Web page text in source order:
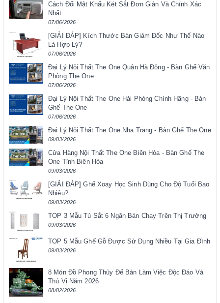
Cách Đổi Mật Khẩu Két Sắt Đơn Giản Và Chính Xác
Nhất
07/06/2026
[GIẢI ĐÁP] Kích Thước Bàn Giám Đốc Như Thế Nào
Là Hợp Lý?
07/06/2026
Đại Lý Nội Thất The One Quận Hà Đông - Bàn Ghế Văn
Phòng The One
07/06/2026
Đại Lý Nội Thất The One Hải Phòng Chính Hãng - Bàn
Ghế The One
07/06/2026
Đại Lý Nội Thất The One Nha Trang - Bàn Ghế The One
09/03/2026
Cửa Hàng Nội Thất The One Biên Hòa - Bàn Ghế The
One Tỉnh Biên Hòa
09/03/2026
[GIẢI ĐÁP] Ghế Xoay Học Sinh Dùng Cho Độ Tuổi Bao
Nhiêu?
09/03/2026
TOP 3 Mẫu Tủ Sắt 6 Ngăn Bán Chạy Trên Thị Trường
09/03/2026
TOP 5 Mẫu Ghế Gỗ Được Sử Dụng Nhiều Tại Gia Đình
09/03/2026
8 Món Đồ Phong Thủy Để Bàn Làm Việc Độc Đáo Và
Thú Vị Năm 2026
08/02/2026